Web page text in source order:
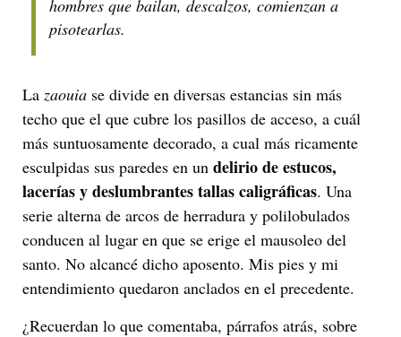
hombres que bailan, descalzos, comienzan a
pisotearlas.
La zaouia se divide en diversas estancias sin más
techo que el que cubre los pasillos de acceso, a cuál
más suntuosamente decorado, a cual más ricamente
esculpidas sus paredes en un delirio de estucos,
lacerías y deslumbrantes tallas caligráficas. Una
serie alterna de arcos de herradura y polilobulados
conducen al lugar en que se erige el mausoleo del
santo. No alcancé dicho aposento. Mis pies y mi
entendimiento quedaron anclados en el precedente.
¿Recuerdan lo que comentaba, párrafos atrás, sobre